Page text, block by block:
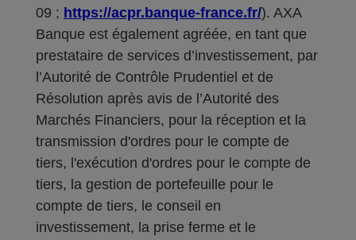
09 ; https://acpr.banque-france.fr/). AXA
Banque est également agréée, en tant que
prestataire de services d’investissement, par
l’Autorité de Contrôle Prudentiel et de
Résolution après avis de l’Autorité des
Marchés Financiers, pour la réception et la
transmission d'ordres pour le compte de
tiers, l'exécution d'ordres pour le compte de
tiers, la gestion de portefeuille pour le
compte de tiers, le conseil en
investissement, la prise ferme et le